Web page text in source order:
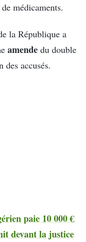
médicaments.
la République a
amende du double
accusés.
paie 10 000 €
devant la justice